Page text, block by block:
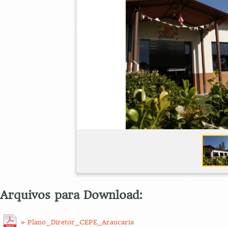
Arquivos para Download:
» Plano_Diretor_CEPE_Araucaria